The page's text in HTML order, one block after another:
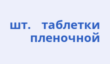
таблетки